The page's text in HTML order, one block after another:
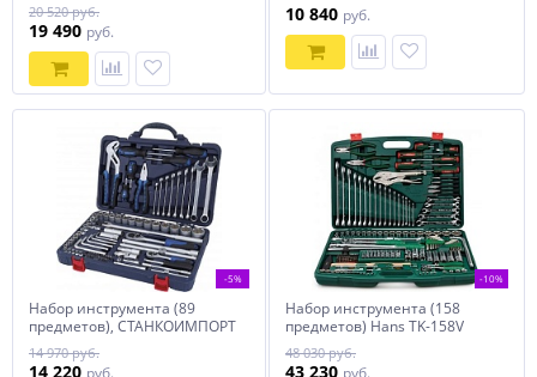
20 520 руб.
19 490 руб.
10 840 руб.
-5%
Набор инструмента (89
предметов), СТАНКОИМПОРТ
CS-TK89PMQ
14 970 руб.
14 220 руб.
-10%
Набор инструмента (158
предметов) Hans ТK-158V
48 030 руб.
43 230 руб.